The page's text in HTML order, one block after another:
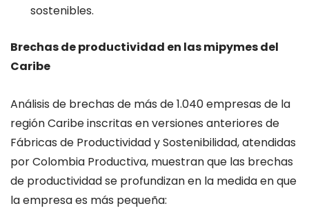
sostenibles.
Brechas de productividad en las mipymes del
Caribe
Análisis de brechas de más de 1.040 empresas de la
región Caribe inscritas en versiones anteriores de
Fábricas de Productividad y Sostenibilidad, atendidas
por Colombia Productiva, muestran que las brechas
de productividad se profundizan en la medida en que
la empresa es más pequeña:​